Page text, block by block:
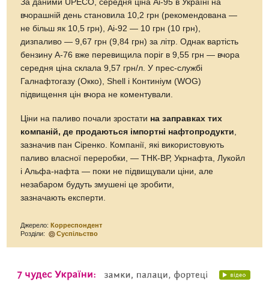
За даними UPECO, середня ціна Аі-95 в Україні на
вчорашній день становила 10,2 грн (рекомендована —
не більш як 10,5 грн), Аі-92 — 10 грн (10 грн),
дизпаливо — 9,67 грн (9,84 грн) за літр. Однак вартість
бензину А-76 вже перевищила поріг в 9,55 грн — вчора
середня ціна склала 9,57 грн/л. У прес-службі
Галнафтогазу (Окко), Shell і Континіум (WOG)
підвищення цін вчора не коментували.
Ціни на паливо почали зростати на заправках тих
компаній, де продаються імпортні нафтопродукти
зазначив пан Сіренко. Компанії, які використовують
паливо власної переробки, — ТНК-ВР, Укрнафта, Лукойл
і Альфа-нафта — поки не підвищували ціни, але
незабаром будуть змушені це зробити,
зазначають експерти.
Джерело:Корреспондент
Розділи:
Суспільство